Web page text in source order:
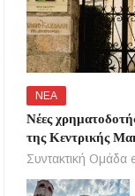
ΝΕΑ
Νέες
της Κεντρικής
Συντακτική